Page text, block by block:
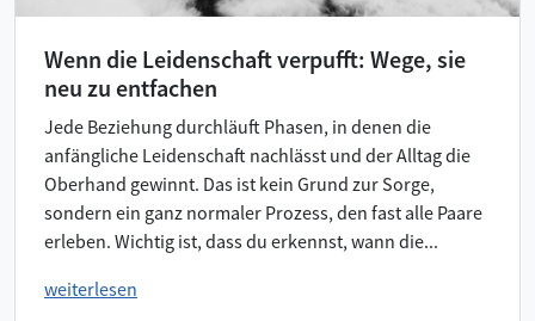
Wenn die Leidenschaft verpufft: Wege, sie
neu zu entfachen
Jede Beziehung durchläuft Phasen, in denen die
anfängliche Leidenschaft nachlässt und der Alltag die
Oberhand gewinnt. Das ist kein Grund zur Sorge,
sondern ein ganz normaler Prozess, den fast alle Paare
erleben. Wichtig ist, dass du erkennst, wann die...
weiterlesen